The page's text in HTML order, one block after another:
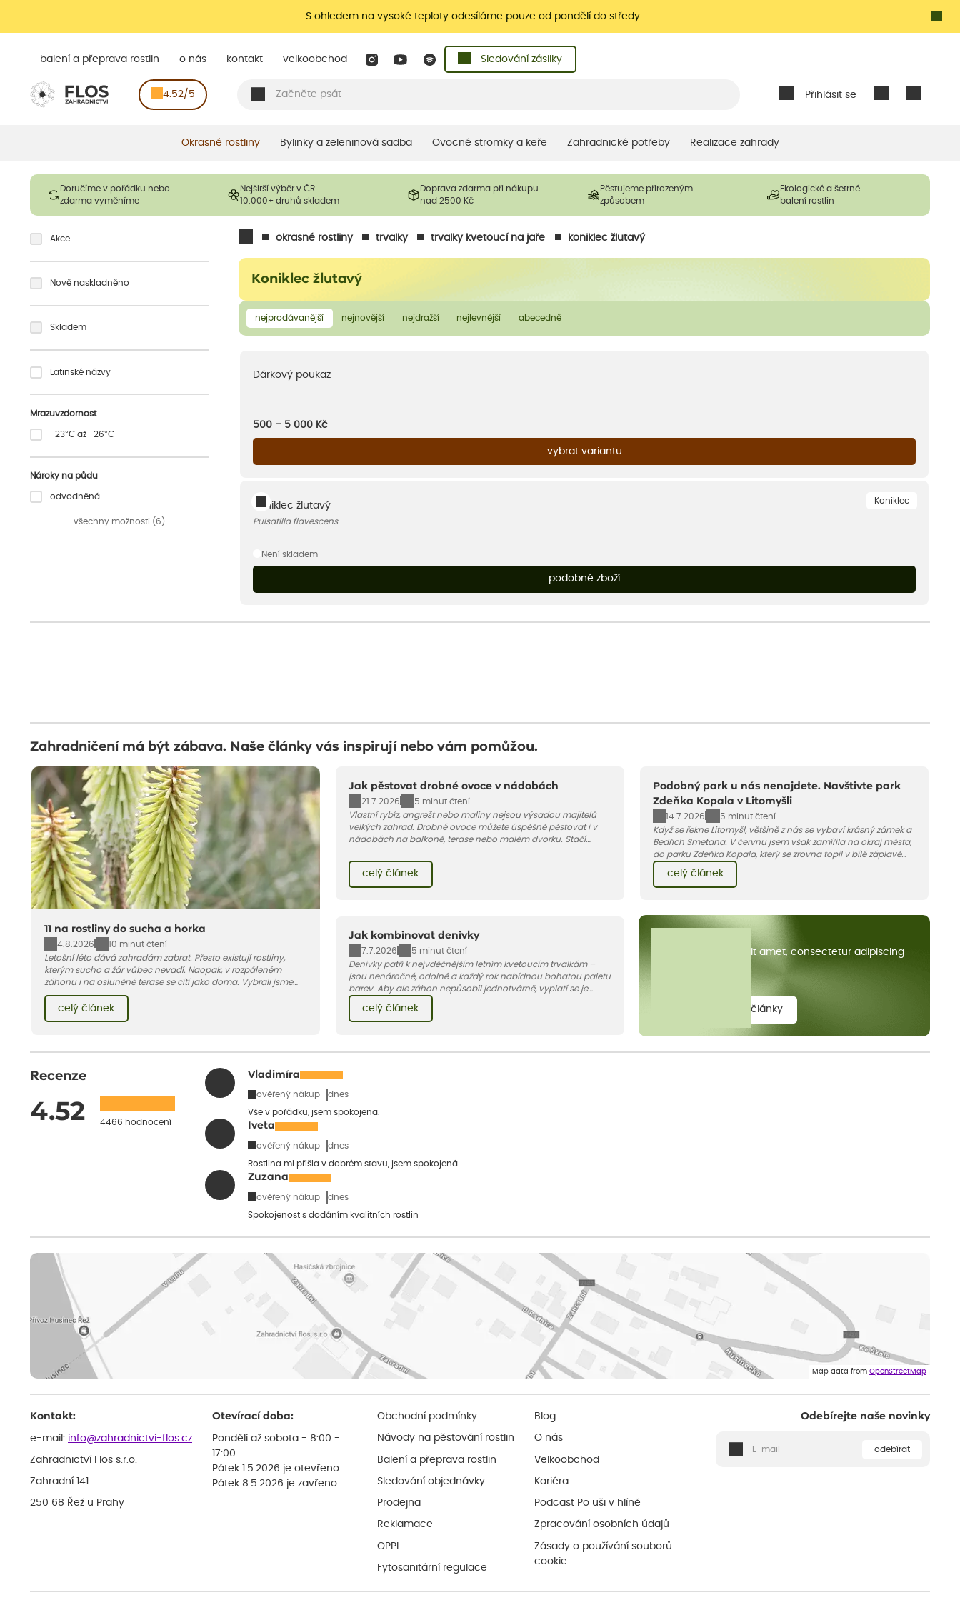
S ohledem na vysoké teploty odesíláme pouze od pondělí do středy
Přihlásit se
balení a přeprava rostlin o nás kontakt velkoobchod Sledování zásilky
4.52/5
Okrasné rostliny Bylinky a zeleninová sadba Ovocné stromky a keře Zahradnické potřeby Realizace zahrady
Doručíme v pořádku nebo
zdarma vyměníme
Nejširší výběr v ČR
10.000+ druhů skladem
Doprava zdarma při nákupu
nad 2500 Kč
Pěstujeme přirozeným
způsobem
Ekologické a šetrné
balení rostlin
okrasné rostliny trvalky trvalky kvetoucí na jaře koniklec žlutavý
Koniklec žlutavý
nejprodávanější nejnovější nejdražší nejlevnější abecedně
Akce
Nově naskladněno
Skladem
Latinské názvy
Mrazuvzdornost
-23°C až -26°C
Nároky na půdu
odvodněná
všechny možnosti (6)
Dárkový poukaz
500 – 5 000 Kč
vybrat variantu
Koniklec
Koniklec žlutavý
Pulsatilla flavescens
Není skladem
podobné zboží
Zahradničení má být zábava. Naše články vás inspirují nebo vám pomůžou.
11 na rostliny do sucha a horka
4.8.2026
10 minut čtení
Letošní léto dává zahradám zabrat. Přesto existují rostliny,
kterým sucho a žár vůbec nevadí. Naopak, v rozpáleném
záhonu i na osluněné terase se cítí jako doma. Vybrali jsme
pro vás 11 tipů na odolné druhy, které zvládnou horké a suché
léto bez pravidelné zálivky. Pojďme se podívat, které to jsou.
celý článek
Jak pěstovat drobné ovoce v nádobách
21.7.2026
5 minut čtení
Vlastní rybíz, angrešt nebo maliny nejsou výsadou majitelů
velkých zahrad. Drobné ovoce můžete úspěšně pěstovat i v
nádobách na balkoně, terase nebo malém dvorku. Stačí
pár základních pravidel. V tomto článku vám poradíme, jak na
celý článek
Podobný park u nás nenajdete. Navštivte park
Zdeňka Kopala v Litomyšli
14.7.2026
5 minut čtení
Když se řekne Litomyšl, většině z nás se vybaví krásný zámek a
Bedřich Smetana. V červnu jsem však zamířila na okraj města,
do parku Zdeňka Kopala, který se zrovna topil v bílé záplavě
kvetoucích kopretin. Fotky řeknou víc než slova, přidávám k
nim pár řádků o tom, jak tento jedinečný kus krajiny vznikl.
celý článek
Jak kombinovat denivky
7.7.2026
5 minut čtení
Denivky patří k nejvděčnějším letním kvetoucím trvalkám –
jsou nenáročné, odolné a každý rok nabídnou bohatou paletu
barev. Aby ale záhon nepůsobil jednotvárně, vyplatí se je
jakými trvalkami a travinami denivky nejlépe ladí.
celý článek
Lorem ipsum dolor sit amet, consectetur adipiscing
zobrazit všechny články
Recenze
4.52 4466 hodnocení
Vladimíra
ověřený nákup dnes
Vše v pořádku, jsem spokojena.
Iveta
ověřený nákup dnes
Rostlina mi přišla v dobrém stavu, jsem spokojená.
Zuzana
ověřený nákup dnes
Spokojenost s dodáním kvalitních rostlin
Map data from OpenStreetMap
Kontakt:
e-mail: info@zahradnictvi-flos.cz
Zahradnictví Flos s.r.o.
Zahradní 141
250 68 Řež u Prahy
Otevírací doba:
Pondělí až sobota - 8:00 -
17:00
Pátek 1.5.2026 je otevřeno
Pátek 8.5.2026 je zavřeno
Obchodní podmínky
Návody na pěstování rostlin
Balení a přeprava rostlin
Sledování objednávky
Prodejna
Reklamace
OPPI
Fytosanitární regulace
Blog
O nás
Velkoobchod
Kariéra
Podcast Po uši v hlíně
Zpracování osobních údajů
Zásady o používání souborů
cookie
Odebírejte naše novinky
odebírat